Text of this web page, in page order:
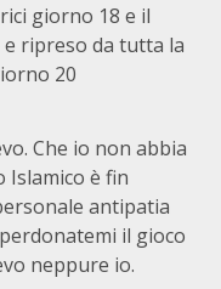
giorno 18 e il
ripreso da tutta la
20
Che io non abbia
è fin
antipatia
il gioco
neppure io.